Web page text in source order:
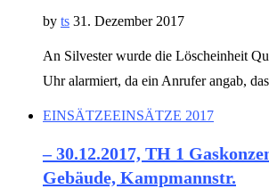
by ts 31. Dezember 2017
An Silvester wurde die Löscheinheit
Uhr alarmiert, da ein Anrufer angab,
EINSÄTZEEINSÄTZE 2017
– 30.12.2017, TH 1
Gebäude, Kampmannstr.